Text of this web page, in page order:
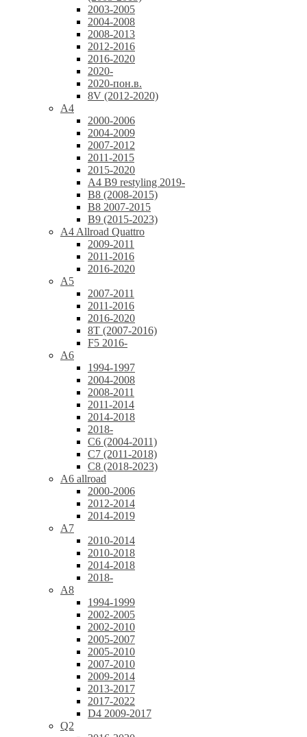
2003-2005
2004-2008
2008-2013
2012-2016
2016-2020
2020-
2020-пон.в.
8V (2012-2020)
A4
2000-2006
2004-2009
2007-2012
2011-2015
2015-2020
A4 B9 restyling 2019-
B8 (2008-2015)
B8 2007-2015
B9 (2015-2023)
A4 Allroad Quattro
2009-2011
2011-2016
2016-2020
A5
2007-2011
2011-2016
2016-2020
8T (2007-2016)
F5 2016-
A6
1994-1997
2004-2008
2008-2011
2011-2014
2014-2018
2018-
C6 (2004-2011)
C7 (2011-2018)
C8 (2018-2023)
A6 allroad
2000-2006
2012-2014
2014-2019
A7
2010-2014
2010-2018
2014-2018
2018-
A8
1994-1999
2002-2005
2002-2010
2005-2007
2005-2010
2007-2010
2009-2014
2013-2017
2017-2022
D4 2009-2017
Q2